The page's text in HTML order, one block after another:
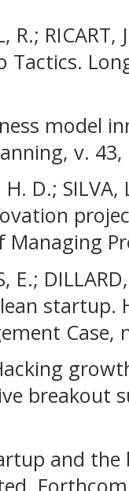
R.;
Tactics.
model
v. 43,
H. D.;
E.;
startup.
Case,
breakout
and